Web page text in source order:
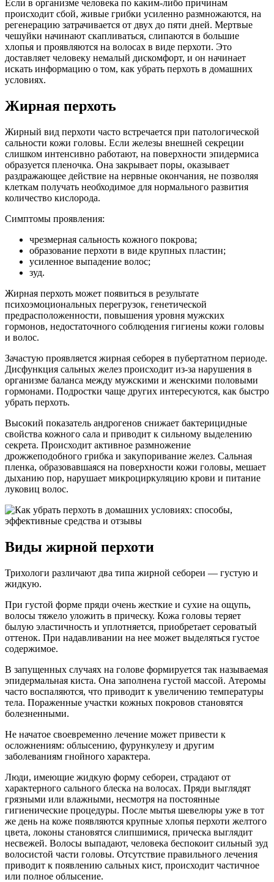
Если в организме человека по каким-либо причинам
происходит сбой, живые грибки усиленно размножаются, на
регенерацию затрачивается от двух до пяти дней. Мертвые
чешуйки начинают скапливаться, слипаются в большие
хлопья и проявляются на волосах в виде перхоти. Это
доставляет человеку немалый дискомфорт, и он начинает
искать информацию о том, как убрать перхоть в домашних
условиях.
Жирная перхоть
Жирный вид перхоти часто встречается при патологической
сальности кожи головы. Если железы внешней секреции
слишком интенсивно работают, на поверхности эпидермиса
образуется пленочка. Она закрывает поры, оказывает
раздражающее действие на нервные окончания, не позволяя
клеткам получать необходимое для нормального развития
количество кислорода.
Симптомы проявления:
чрезмерная сальность кожного покрова;
образование перхоти в виде крупных пластин;
усиленное выпадение волос;
зуд.
Жирная перхоть может появиться в результате
психоэмоциональных перегрузок, генетической
предрасположенности, повышения уровня мужских
гормонов, недостаточного соблюдения гигиены кожи головы
и волос.
Зачастую проявляется жирная себорея в пубертатном периоде.
Дисфункция сальных желез происходит из-за нарушения в
организме баланса между мужскими и женскими половыми
гормонами. Подростки чаще других интересуются, как быстро
убрать перхоть.
Высокий показатель андрогенов снижает бактерицидные
свойства кожного сала и приводит к сильному выделению
секрета. Происходит активное размножение
дрожжеподобного грибка и закупоривание желез. Сальная
пленка, образовавшаяся на поверхности кожи головы, мешает
дыханию пор, нарушает микроциркуляцию крови и питание
луковиц волос.
Виды жирной перхоти
Трихологи различают два типа жирной себореи — густую и
жидкую.
При густой форме пряди очень жесткие и сухие на ощупь,
волосы тяжело уложить в прическу. Кожа головы теряет
былую эластичность и уплотняется, приобретает сероватый
оттенок. При надавливании на нее может выделяться густое
содержимое.
В запущенных случаях на голове формируется так называемая
эпидермальная киста. Она заполнена густой массой. Атеромы
часто воспаляются, что приводит к увеличению температуры
тела. Пораженные участки кожных покровов становятся
болезненными.
Не начатое своевременно лечение может привести к
осложнениям: облысению, фурункулезу и другим
заболеваниям гнойного характера.
Люди, имеющие жидкую форму себореи, страдают от
характерного сального блеска на волосах. Пряди выглядят
грязными или влажными, несмотря на постоянные
гигиенические процедуры. После мытья шевелюры уже в тот
же день на коже появляются крупные хлопья перхоти желтого
цвета, локоны становятся слипшимися, прическа выглядит
несвежей. Волосы выпадают, человека беспокоит сильный зуд
волосистой части головы. Отсутствие правильного лечения
приводит к появлению сальных кист, происходит частичное
или полное облысение.